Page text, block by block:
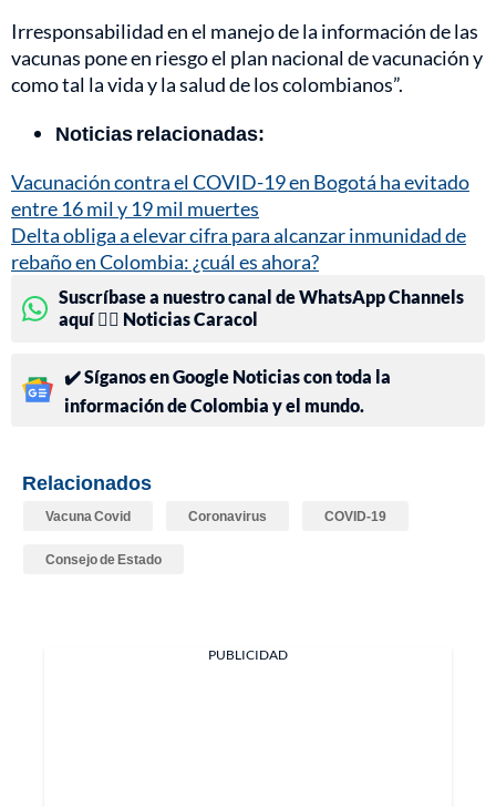
Irresponsabilidad en el manejo de la información de las
vacunas pone en riesgo el plan nacional de vacunación y
como tal la vida y la salud de los colombianos”.
Noticias relacionadas:
Vacunación contra el COVID-19 en Bogotá ha evitado
entre 16 mil y 19 mil muertes
Delta obliga a elevar cifra para alcanzar inmunidad de
rebaño en Colombia: ¿cuál es ahora?
Suscríbase a nuestro canal de WhatsApp Channels
aquí 👉🏻 Noticias Caracol
✔️ Síganos en Google Noticias con toda la
información de Colombia y el mundo.
Relacionados
Vacuna Covid Coronavirus COVID-19
Consejo de Estado
PUBLICIDAD